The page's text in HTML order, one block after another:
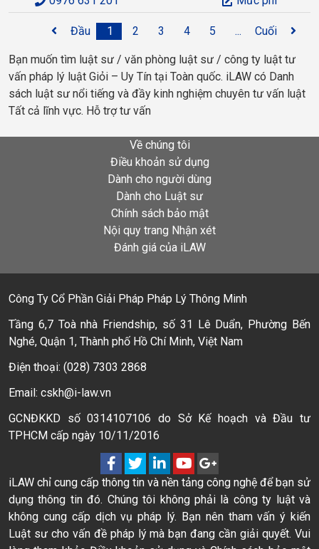
Đầu 1 2 3 4 5 ... Cuối
Bạn muốn tìm luật sư / văn phòng luật sư / công ty luật tư
vấn pháp lý luật Giỏi – Uy Tín tại Toàn quốc. iLAW có Danh
sách luật sư nổi tiếng và đầy kinh nghiệm chuyên tư vấn luật
Tất cả lĩnh vực. Hỗ trợ tư vấn
Về chúng tôi
Điều khoản sử dụng
Dành cho người dùng
Dành cho Luật sư
Chính sách bảo mật
Nội quy trang Nhận xét
Đánh giá của iLAW
Công Ty Cổ Phần Giải Pháp Pháp Lý Thông Minh
Tầng 6,7 Toà nhà Friendship, số 31 Lê Duẩn, Phường Bến
Nghé, Quận 1, Thành phố Hồ Chí Minh, Việt Nam
Điện thoại: (028) 7303 2868
Email: cskh@i-law.vn
GCNĐKKD số 0314107106 do Sở Kế hoạch và Đầu tư
TPHCM cấp ngày 10/11/2016
iLAW chỉ cung cấp thông tin và nền tảng công nghệ để bạn sử
dụng thông tin đó. Chúng tôi không phải là công ty luật và
không cung cấp dịch vụ pháp lý. Bạn nên tham vấn ý kiến
Luật sư cho vấn đề pháp lý mà bạn đang cần giải quyết. Vui